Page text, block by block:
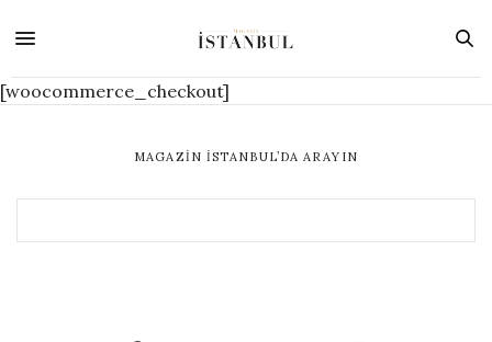
[woocommerce_checkout]
MAGAZIN İSTANBUL’DA ARAYIN